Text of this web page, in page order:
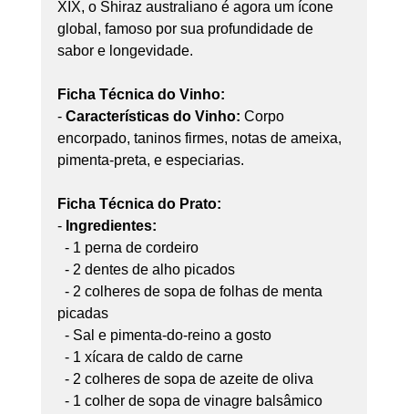
XIX, o Shiraz australiano é agora um ícone
global, famoso por sua profundidade de
sabor e longevidade.
Ficha Técnica do Vinho:
- Características do Vinho: Corpo
encorpado, taninos firmes, notas de ameixa,
pimenta-preta, e especiarias.
Ficha Técnica do Prato:
- Ingredientes:
- 1 perna de cordeiro
- 2 dentes de alho picados
- 2 colheres de sopa de folhas de menta
picadas
- Sal e pimenta-do-reino a gosto
- 1 xícara de caldo de carne
- 2 colheres de sopa de azeite de oliva
- 1 colher de sopa de vinagre balsâmico